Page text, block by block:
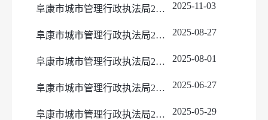
阜康市城市管理行政执法局2025年10月行政处罚案件公示 2025-11-03
阜康市城市管理行政执法局2025年8月行政处罚案件公示 2025-08-27
阜康市城市管理行政执法局2025年7月行政处罚案件公示 2025-08-01
阜康市城市管理行政执法局2025年6月行政处罚案件公示 2025-06-27
阜康市城市管理行政执法局2025年5月行政处罚案件公示 2025-05-29